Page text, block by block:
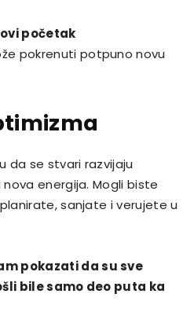
početak
pokrenuti potpuno novu
da se stvari razvijaju
energija. Mogli biste
sanjate i verujete u
pokazati da su sve
bile samo deo puta ka